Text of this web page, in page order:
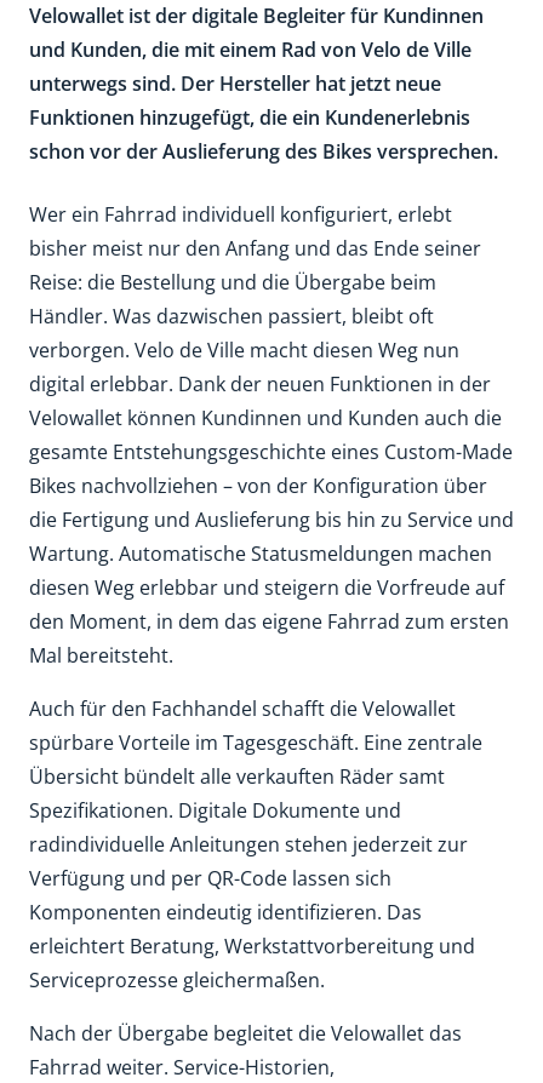
Velowallet ist der digitale Begleiter für Kundinnen
und Kunden, die mit einem Rad von Velo de Ville
unterwegs sind. Der Hersteller hat jetzt neue
Funktionen hinzugefügt, die ein Kundenerlebnis
schon vor der Auslieferung des Bikes versprechen.
Wer ein Fahrrad individuell konfiguriert, erlebt
bisher meist nur den Anfang und das Ende seiner
Reise: die Bestellung und die Übergabe beim
Händler. Was dazwischen passiert, bleibt oft
verborgen. Velo de Ville macht diesen Weg nun
digital erlebbar. Dank der neuen Funktionen in der
Velowallet können Kundinnen und Kunden auch die
gesamte Entstehungsgeschichte eines Custom-Made
Bikes nachvollziehen – von der Konfiguration über
die Fertigung und Auslieferung bis hin zu Service und
Wartung. Automatische Statusmeldungen machen
diesen Weg erlebbar und steigern die Vorfreude auf
den Moment, in dem das eigene Fahrrad zum ersten
Mal bereitsteht.
Auch für den Fachhandel schafft die Velowallet
spürbare Vorteile im Tagesgeschäft. Eine zentrale
Übersicht bündelt alle verkauften Räder samt
Spezifikationen. Digitale Dokumente und
radindividuelle Anleitungen stehen jederzeit zur
Verfügung und per QR-Code lassen sich
Komponenten eindeutig identifizieren. Das
erleichtert Beratung, Werkstattvorbereitung und
Serviceprozesse gleichermaßen.
Nach der Übergabe begleitet die Velowallet das
Fahrrad weiter. Service-Historien,